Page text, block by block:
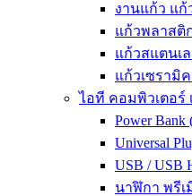
งานแก้ว แก้
แก้วพลาสติ
แก้วสแตนเ
แก้วเซรามิ
ไอที คอมพิวเตอร์
Power
Universal
USB / USB
นาฬิกา พรีเ